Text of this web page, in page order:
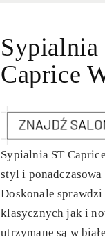
Sypialnia
Caprice
Sypialnia ST
styl i ponadczasowa
Doskonale
klasycznych jak i
utrzymane są w